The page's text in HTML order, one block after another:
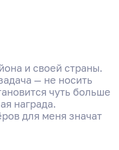
и своей страны.
— не носить
чуть больше
награда.
для меня значат